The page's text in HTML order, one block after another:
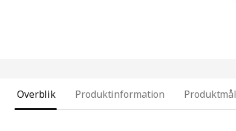
Overblik Produktinformation Produktmål